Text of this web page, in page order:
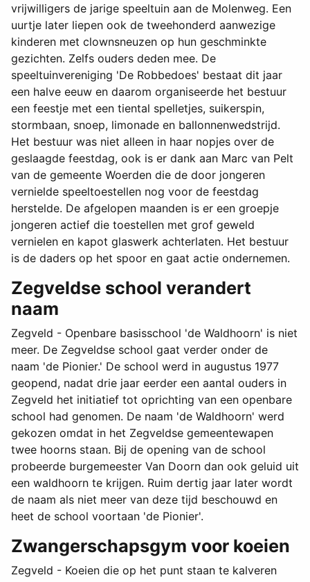
vrijwilligers de jarige speeltuin aan de Molenweg. Een
uurtje later liepen ook de tweehonderd aanwezige
kinderen met clownsneuzen op hun geschminkte
gezichten. Zelfs ouders deden mee. De
speeltuinvereniging 'De Robbedoes' bestaat dit jaar
een halve eeuw en daarom organiseerde het bestuur
een feestje met een tiental spelletjes, suikerspin,
stormbaan, snoep, limonade en ballonnenwedstrijd.
Het bestuur was niet alleen in haar nopjes over de
geslaagde feestdag, ook is er dank aan Marc van Pelt
van de gemeente Woerden die de door jongeren
vernielde speeltoestellen nog voor de feestdag
herstelde. De afgelopen maanden is er een groepje
jongeren actief die toestellen met grof geweld
vernielen en kapot glaswerk achterlaten. Het bestuur
is de daders op het spoor en gaat actie ondernemen.
Zegveldse school verandert
naam
Zegveld - Openbare basisschool 'de Waldhoorn' is niet
meer. De Zegveldse school gaat verder onder de
naam 'de Pionier.' De school werd in augustus 1977
geopend, nadat drie jaar eerder een aantal ouders in
Zegveld het initiatief tot oprichting van een openbare
school had genomen. De naam 'de Waldhoorn' werd
gekozen omdat in het Zegveldse gemeentewapen
twee hoorns staan. Bij de opening van de school
probeerde burgemeester Van Doorn dan ook geluid uit
een waldhoorn te krijgen. Ruim dertig jaar later wordt
de naam als niet meer van deze tijd beschouwd en
heet de school voortaan 'de Pionier'.
Zwangerschapsgym voor koeien
Zegveld - Koeien die op het punt staan te kalveren